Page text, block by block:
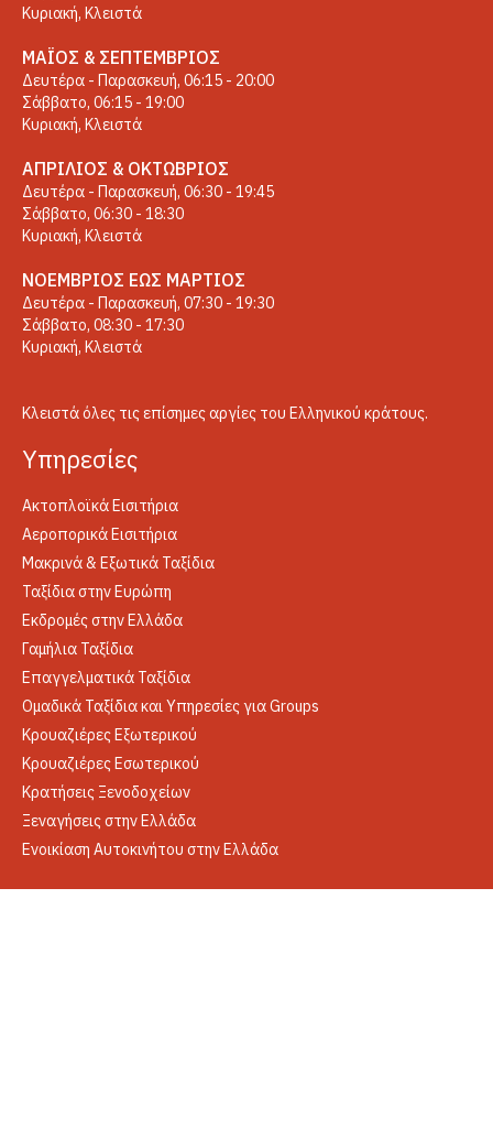
Κυριακή, Κλειστά
ΜΆΙΟΣ & ΣΕΠΤΈΜΒΡΙΟΣ
Δευτέρα - Παρασκευή, 06:15 - 20:00
Σάββατο, 06:15 - 19:00
Κυριακή, Κλειστά
ΑΠΡΊΛΙΟΣ & ΟΚΤΏΒΡΙΟΣ
Δευτέρα - Παρασκευή, 06:30 - 19:45
Σάββατο, 06:30 - 18:30
Κυριακή, Κλειστά
ΝΟΈΜΒΡΙΟΣ ΈΩΣ ΜΆΡΤΙΟΣ
Δευτέρα - Παρασκευή, 07:30 - 19:30
Σάββατο, 08:30 - 17:30
Κυριακή, Κλειστά
Κλειστά όλες τις επίσημες αργίες του Ελληνικού κράτους.
Yπηρεσίες
Ακτοπλοϊκά Εισιτήρια
Αεροπορικά Εισιτήρια
Μακρινά & Εξωτικά Ταξίδια
Ταξίδια στην Ευρώπη
Εκδρομές στην Ελλάδα
Γαμήλια Ταξίδια
Επαγγελματικά Ταξίδια
Ομαδικά Ταξίδια και Υπηρεσίες για Groups
Κρουαζιέρες Εξωτερικού
Κρουαζιέρες Εσωτερικού
Κρατήσεις Ξενοδοχείων
Ξεναγήσεις στην Ελλάδα
Ενοικίαση Αυτοκινήτου στην Ελλάδα